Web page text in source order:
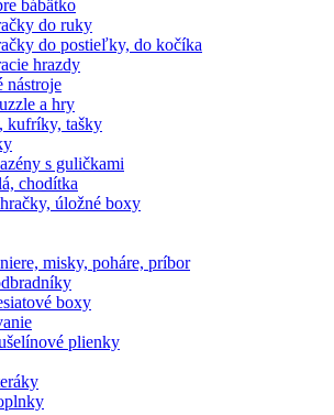
bábätko
do ruky
do postieľky, do kočíka
hrazdy
nástroje
a hry
kufríky, tašky
s guličkami
chodítka
úložné boxy
misky, poháre, príbor
boxy
plienky